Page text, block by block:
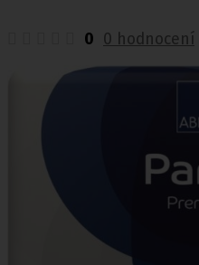
0 0 hodnocení